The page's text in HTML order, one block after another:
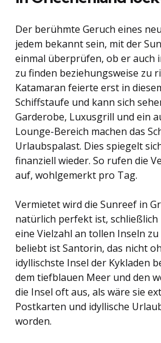
Der berühmte Geruch eines
jedem bekannt sein, mit der
einmal überprüfen, ob er auch
zu finden beziehungsweise zu
Katamaran feierte erst in
Schiffstaufe und kann sich
Garderobe, Luxusgrill und ein
Lounge-Bereich machen das
Urlaubspalast. Dies spiegelt
finanziell wieder. So rufen die
auf, wohlgemerkt pro Tag.
Vermietet wird die Sunreef in
natürlich perfekt ist, schließlich
eine Vielzahl an tollen Inseln
beliebt ist Santorin, das nicht
idyllischste Insel der Kykladen
dem tiefblauen Meer und den
die Insel oft aus, als wäre sie
Postkarten und idyllische
worden.